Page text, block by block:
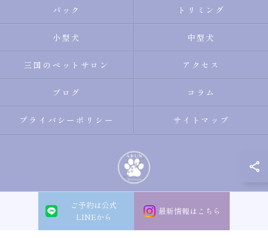
ご予約は公式
LINEから
最新情報はこちら
パック トリミング
小型犬 中型犬
三国のペットサロン アクセス
ブログ コラム
プライバシーポリシー サイトマップ
© 2026 大阪市淀川区のトリミングサロン・ペットサロンならDogsalon ARUN
ALL RIGHTS RESERVED.